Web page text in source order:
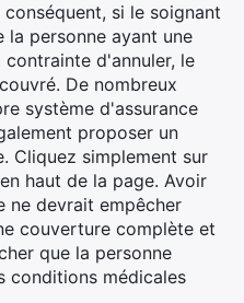
conséquent, si le soignant
la personne ayant une
d'annuler, le
De nombreux
système d'assurance
proposer un
Cliquez simplement sur
haut de la page. Avoir
ne devrait empêcher
couverture complète et
que la personne
conditions médicales
×